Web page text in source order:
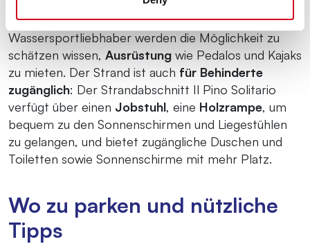
musst, gibt esDuschen und Toiletten.
Wassersportliebhaber werden die Möglichkeit zu
schätzen wissen, Ausrüstung wie Pedalos und Kajaks
zu mieten. Der Strand ist auch für Behinderte
zugänglich: Der Strandabschnitt Il Pino Solitario
verfügt über einen Jobstuhl, eine Holzrampe, um
bequem zu den Sonnenschirmen und Liegestühlen
zu gelangen, und bietet zugängliche Duschen und
Toiletten sowie Sonnenschirme mit mehr Platz.
Wo zu parken und nützliche
Tipps